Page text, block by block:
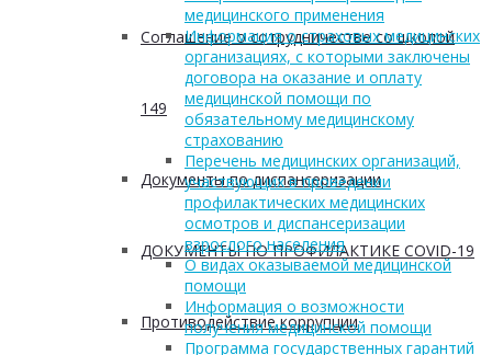
Соглашение о сотрудничестве со школой
149
Документы по диспансеризации
ДОКУМЕНТЫ ПО ПРОФИЛАКТИКЕ COVID-19
Противодействие коррупции
медицинского применения
Информация о страховых медицинских
организациях, с которыми заключены
договора на оказание и оплату
медицинской помощи по
обязательному медицинскому
страхованию
Перечень медицинских организаций,
участвующих в проведении
профилактических медицинских
осмотров и диспансеризации
взрослого населения
О видах оказываемой медицинской
помощи
Информация о возможности
получения медицинской помощи
Программа государственных гарантий